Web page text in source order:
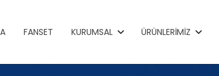
FANSET KURUMSAL ÜRÜNLERIMIZ